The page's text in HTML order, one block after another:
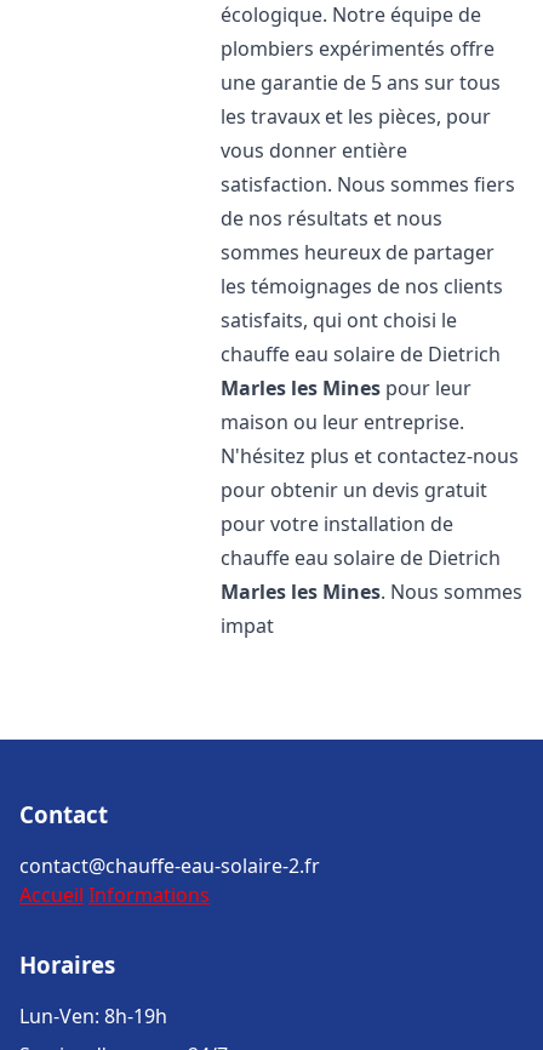
écologique. Notre équipe de
plombiers expérimentés offre
une garantie de 5 ans sur tous
les travaux et les pièces, pour
vous donner entière
satisfaction. Nous sommes fiers
de nos résultats et nous
sommes heureux de partager
les témoignages de nos clients
satisfaits, qui ont choisi le
chauffe eau solaire de Dietrich
Marles les Mines pour leur
maison ou leur entreprise.
N'hésitez plus et contactez-nous
pour obtenir un devis gratuit
pour votre installation de
chauffe eau solaire de Dietrich
Marles les Mines. Nous sommes
impat
Contact
contact@chauffe-eau-solaire-2.fr
Accueil Informations
Horaires
Lun-Ven: 8h-19h